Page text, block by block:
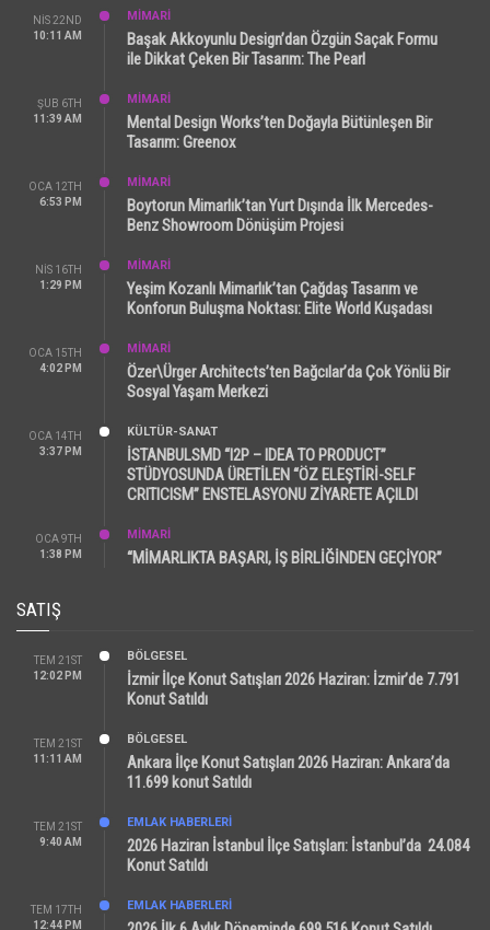
NIS 22ND
10:11 AM
MİMARİ
Başak Akkoyunlu Design’dan Özgün Saçak Formu
ile Dikkat Çeken Bir Tasarım: The Pearl
ŞUB 6TH
11:39 AM
MİMARİ
Mental Design Works’ten Doğayla Bütünleşen Bir
Tasarım: Greenox
OCA 12TH
6:53 PM
MİMARİ
Boytorun Mimarlık’tan Yurt Dışında İlk Mercedes-
Benz Showroom Dönüşüm Projesi
NIS 16TH
1:29 PM
MİMARİ
Yeşim Kozanlı Mimarlık’tan Çağdaş Tasarım ve
Konforun Buluşma Noktası: Elite World Kuşadası
OCA 15TH
4:02 PM
MİMARİ
Özer\Ürger Architects’ten Bağcılar’da Çok Yönlü Bir
Sosyal Yaşam Merkezi
OCA 14TH
3:37 PM
KÜLTÜR-SANAT
İSTANBULSMD “I2P – IDEA TO PRODUCT”
STÜDYOSUNDA ÜRETİLEN “ÖZ ELEŞTİRİ-SELF
CRITICISM” ENSTELASYONU ZİYARETE AÇILDI
OCA 9TH
1:38 PM
MİMARİ
“MİMARLIKTA BAŞARI, İŞ BİRLİĞİNDEN GEÇİYOR”
SATIŞ
TEM 21ST
12:02 PM
BÖLGESEL
İzmir İlçe Konut Satışları 2026 Haziran: İzmir’de 7.791
Konut Satıldı
TEM 21ST
11:11 AM
BÖLGESEL
Ankara İlçe Konut Satışları 2026 Haziran: Ankara’da
11.699 konut Satıldı
TEM 21ST
9:40 AM
EMLAK HABERLERI
2026 Haziran İstanbul İlçe Satışları: İstanbul’da 24.084
Konut Satıldı
TEM 17TH
12:44 PM
EMLAK HABERLERI